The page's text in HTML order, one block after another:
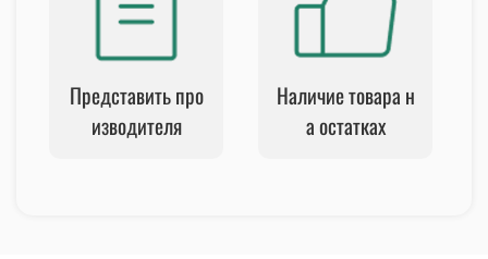
Представить про
изводителя
Наличие товара н
а остатках